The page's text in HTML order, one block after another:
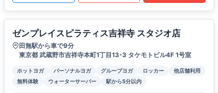
ゼンプレイスピラティス吉祥寺 スタジオ店
田無駅から車で9分
東京都 武蔵野市吉祥寺本町1丁目13-3 タケモトビル4F 1号室
ホットヨガ パーソナルヨガ グループヨガ ロッカー
他店舗利用
無料体験
ウォーターサーバー 駅から5分以内